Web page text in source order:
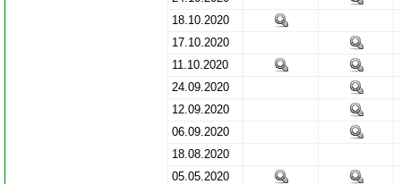
18.10.2020
17.10.2020
11.10.2020
24.09.2020
12.09.2020
06.09.2020
18.08.2020
05.05.2020